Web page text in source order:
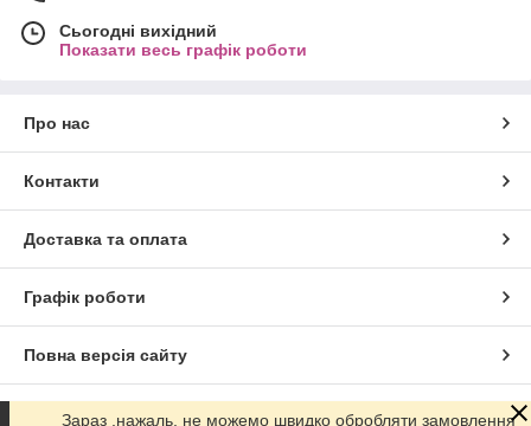
Сьогодні вихідний
Показати весь графік роботи
Про нас
Контакти
Доставка та оплата
Графік роботи
Повна версія сайту
Сайт створено на маркетплейсіProm.ua
Зараз ,нажаль, не можемо швидко обробляти замовлення